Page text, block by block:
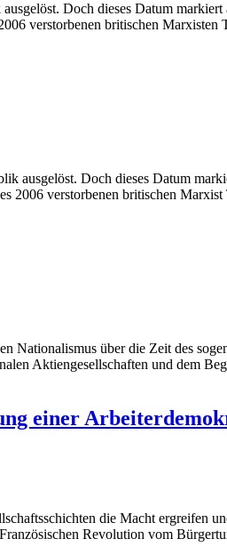
Doch dieses Datum markiert
verstorbenen britischen Marxisten
ausgelöst. Doch dieses Datum
2006 verstorbenen britischen
über die Zeit des
Aktiengesellschaften und dem
einer
die Macht ergreifen
Revolution vom